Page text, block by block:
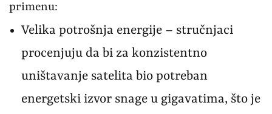
primenu:
Velika potrošnja energije – stručnjaci
procenjuju da bi za konzistentno
uništavanje satelita bio potreban
energetski izvor snage u gigavatima, što je